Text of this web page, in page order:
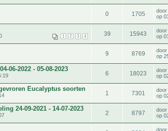
0 1705 door
op
1 2 3 4 39 15943 door
op
9 8769
op
06-2022 - 05-08-2023
6 18023
op
Eucalyptus soorten
1 7301
op
24-09-2021 - 14-07-2023
2 8797
op
door